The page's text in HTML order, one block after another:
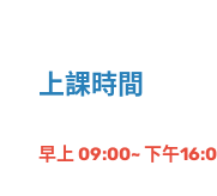
上課時間
早上 09:00~ 下午